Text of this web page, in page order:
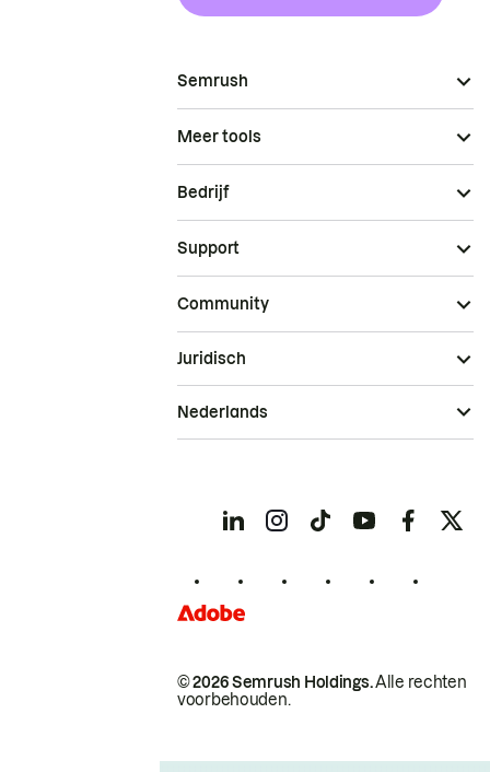
Semrush
Meer tools
Bedrijf
Support
Community
© 2026 Semrush Holdings.Alle rechten
voorbehouden.
Juridisch
Nederlands